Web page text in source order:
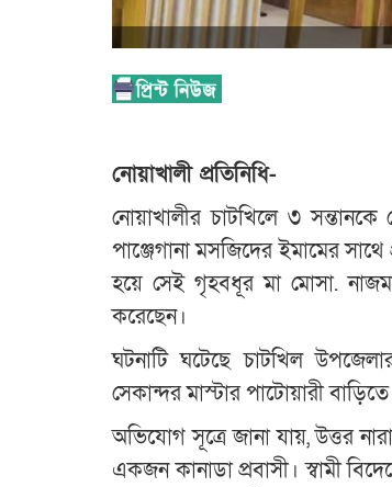
নোয়াখালী প্রতিনিধি-
নোয়াখালীর চাটখিলে ৩
পাঞ্জেগানা মসজিদের ইমামের
হয়ে সেই গৃহবধূর মা মোসা.
করেছেন।
ঘটনাটি ঘটেছে চাটখিল
সেকান্দর মাস্টার পাটোয়ারী
অভিযোগ সূত্রে জানা যায়, উত্তর
একজন কানাডা প্রবাসী। স্বামী